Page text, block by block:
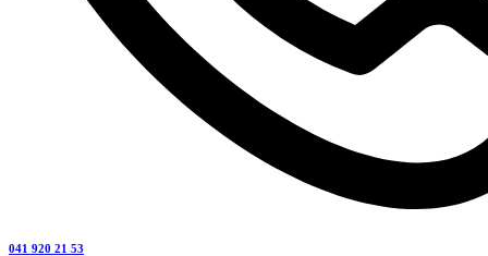
041 920 21 53